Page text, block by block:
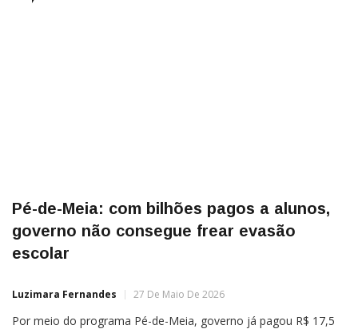
Pé-de-Meia: com bilhões pagos a alunos,
governo não consegue frear evasão
escolar
Luzimara Fernandes 27 De Maio De 2026
Por meio do programa Pé-de-Meia, governo já pagou R$ 17,5